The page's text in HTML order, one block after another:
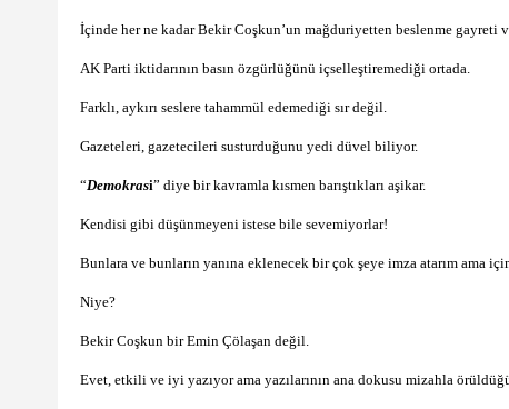
İçinde her ne kadar Bekir Coşkun’un mağduriyetten beslenme gayreti
AK Parti iktidarının basın özgürlüğünü içselleştiremediği ortada.
Farklı, aykırı seslere tahammül edemediği sır değil.
Gazeteleri, gazetecileri susturduğunu yedi düvel biliyor.
“Demokrasi” diye bir kavramla kısmen barıştıkları aşikar.
Kendisi gibi düşünmeyeni istese bile sevemiyorlar!
Bunlara ve bunların yanına eklenecek bir çok şeye imza atarım ama
Niye?
Bekir Coşkun bir Emin Çölaşan değil.
Evet, etkili ve iyi yazıyor ama yazılarının ana dokusu mizahla